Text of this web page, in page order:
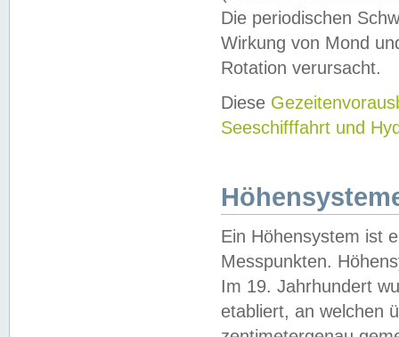
Die periodischen
Wirkung von Mond
Rotation verursacht.
Diese
Seeschifffahrt und
Ein Höhensystem ist
Messpunkten.
Im 19. Jahrhundert
etabliert, an welchen